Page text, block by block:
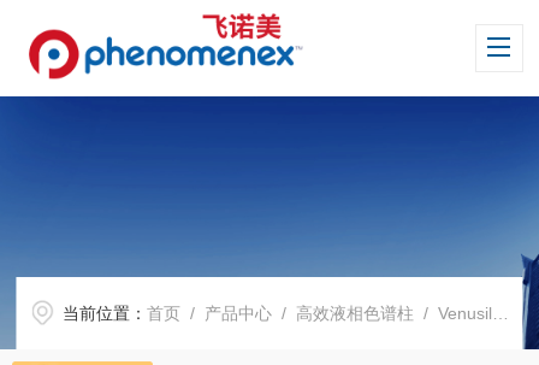
当前位置：首页 / 产品中心 / 高效液相色谱柱 /Venusil 系列色谱柱